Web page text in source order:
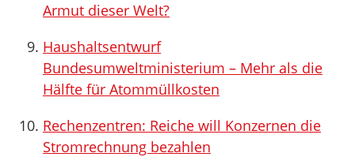
Armut dieser Welt?
Haushaltsentwurf
Bundesumweltministerium – Mehr als die
Hälfte für Atommüllkosten
Rechenzentren: Reiche will Konzernen die
Stromrechnung bezahlen